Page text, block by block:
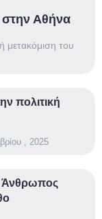
στην Αθήνα
μετακόμιση του
, 2025
πολιτική
Άνθρωπος